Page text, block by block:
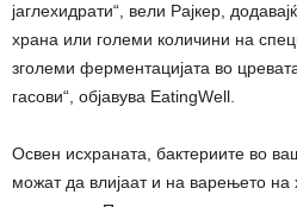
јаглехидрати“, вели Рајкер,
храна или големи количини на
зголеми ферментацијата во
гасови“, објавува EatingWell.
Освен исхраната, бактериите во
можат да влијаат и на варењето на